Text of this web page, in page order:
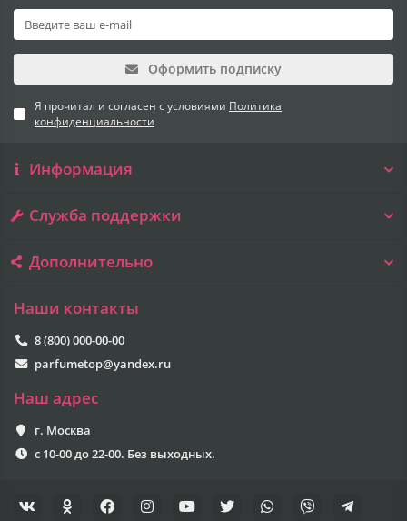
Оформить подписку
Я прочитал и согласен с условиями Политика
конфиденциальности
Информация
Служба поддержки
Дополнительно
Наши контакты
8 (800) 000-00-00
parfumetop@yandex.ru
Наш адрес
г. Москва
с 10-00 до 22-00. Без выходных.